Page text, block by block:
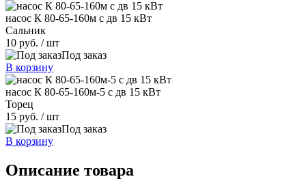
насос К 80-65-160м с дв 15 кВт
Сальник
10 руб. / шт
Под заказ
В корзину
насос К 80-65-160м-5 с дв 15 кВт
Торец
15 руб. / шт
Под заказ
В корзину
Описание товара